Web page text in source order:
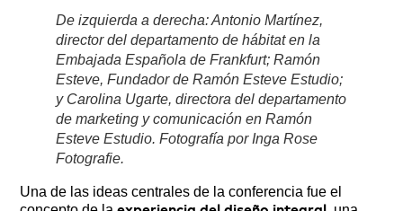
De izquierda a derecha: Antonio Martínez,
director del departamento de hábitat en la
Embajada Española de Frankfurt; Ramón
Esteve, Fundador de Ramón Esteve Estudio;
y Carolina Ugarte, directora del departamento
de marketing y comunicación en Ramón
Esteve Estudio. Fotografía por Inga Rose
Fotografie.
Una de las ideas centrales de la conferencia fue el